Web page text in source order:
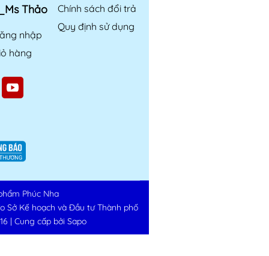
Thảo
nhập
hàng
Chính sách đổi trả
Quy định sử dụng
Phúc Nha
Sở Kế hoạch và Đầu tư Thành phố
| Cung cấp bởi Sapo